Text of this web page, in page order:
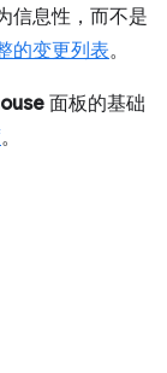
信息性，而不是
的变更列表。
面板的基础
。